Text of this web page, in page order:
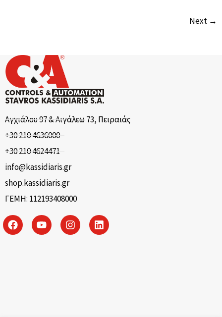
Next →
Αγχιάλου 97 & Αιγάλεω 73, Πειραιάς
+30 210 4636000
+30 210 4624471
info@kassidiaris.gr
shop.kassidiaris.gr
ΓΕΜΗ: 112193408000